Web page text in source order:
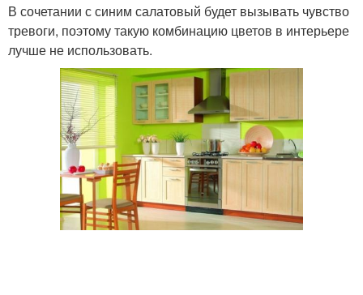
В сочетании с синим салатовый будет вызывать чувство
тревоги, поэтому такую комбинацию цветов в интерьере
лучше не использовать.